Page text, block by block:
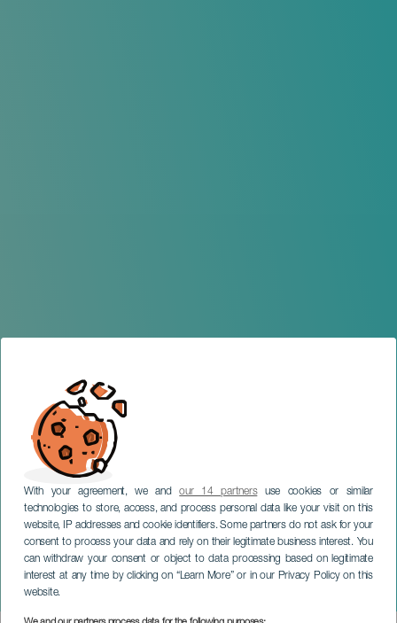
With your agreement, we andour 14 partnersuse cookies or similar
technologies to store, access, and process personal data like your visit on this
website, IP addresses and cookie identifiers. Some partners do not ask for your
consent to process your data and rely on their legitimate business interest. You
can withdraw your consent or object to data processing based on legitimate
interest at any time by clicking on “Learn More” or in our Privacy Policy on this
website.Navidad en Güímar
TENERIFE